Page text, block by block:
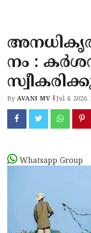
KANNUR
KASARAGOD
നം :
ByAVANI MV Jul 4, 2026,
Whatsapp Group